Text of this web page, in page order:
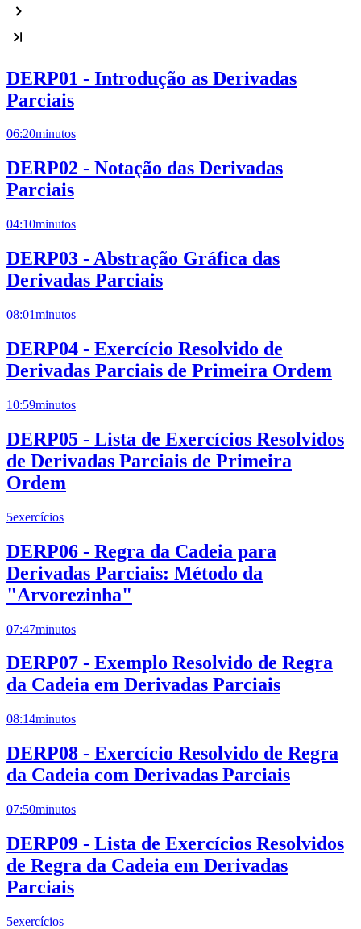
DERP01 - Introdução as Derivadas
Parciais
06:20minutos
DERP02 - Notação das Derivadas
Parciais
04:10minutos
DERP03 - Abstração Gráfica das
Derivadas Parciais
08:01minutos
DERP04 - Exercício Resolvido de
Derivadas Parciais de Primeira Ordem
10:59minutos
DERP05 - Lista de Exercícios Resolvidos
de Derivadas Parciais de Primeira
Ordem
5exercícios
DERP06 - Regra da Cadeia para
Derivadas Parciais: Método da
"Arvorezinha"
07:47minutos
DERP07 - Exemplo Resolvido de Regra
da Cadeia em Derivadas Parciais
08:14minutos
DERP08 - Exercício Resolvido de Regra
da Cadeia com Derivadas Parciais
07:50minutos
DERP09 - Lista de Exercícios Resolvidos
de Regra da Cadeia em Derivadas
Parciais
5exercícios